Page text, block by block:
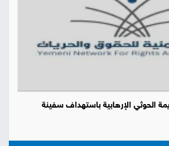
الحوثي الإرهابية باستهداف سفينة